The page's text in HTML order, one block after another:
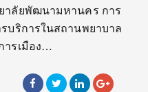
าลัยพัฒนามหานคร การ
บริการในสถานพยาบาล
ารเมือง…